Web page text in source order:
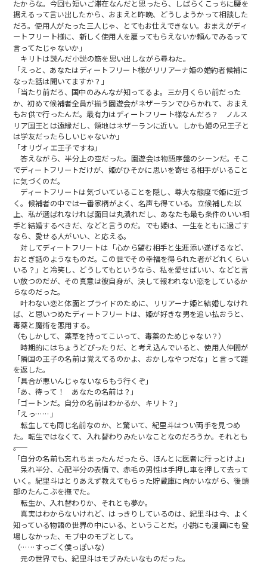
たからな。今回も短いご滞在なんだと思ったら、しばらくこっちに腰を
据えるって言い出したから、おまえと昨晩、どうしようかって相談した
だろ。使用人がたった三人じゃ、とてもお仕えできない。おまえがディ
ートフリート様に、新しく使用人を雇ってもらえないか頼んでみるって
言ってたじゃないか」
キリトは読んだ小説の筋を思い出しながら尋ねた。
「えっと、あなたはディートフリート様がリリアーナ姫の婚約者候補に
なった話は聞いてますか？」
「当たり前だろ、国中のみんなが知ってるよ。三か月くらい前だった
か、初めて候補者全員が揃う園遊会がネザーランでひらかれて、おまえ
もお供で行ったんだ。最有力はディートフリート様なんだろ？ ノルス
リア国王とは遠縁だし、領地はネザーランに近い。しかも姫の兄王子と
は学友だったらしいじゃないか」
「オリヴィエ王子ですね」
答えながら、半分上の空だった。園遊会は物語序盤のシーンだ。そこ
でディートフリートだけが、姫がひそかに思いを寄せる相手がいること
に気づくのだ。
ディートフリートは気づいていることを隠し、尊大な態度で姫に近づ
く。候補者の中では一番家柄がよく、名声も得ている。立候補した以
上、私が選ばれなければ面目は丸潰れだし、あなたも最も条件のいい相
手と結婚するべきだ、などと言うのだ。でも姫は、一生をともに過ごす
なら、愛せる人がいい、と応える。
対してディートフリートは「心から望む相手と生涯添い遂げるなど、
おとぎ話のようなものだ。この世でその幸福を得られた者がどれくらい
いる？」と冷笑し、どうしてもというなら、私を愛せばいい、などと言
い放つのだが、その真意は彼自身が、決して報われない恋をしているか
らなのだった。
叶わない恋と体面とプライドのために、リリアーナ姫と結婚しなけれ
ば、と思いつめたディートフリートは、姫が好きな男を追い払おうと、
毒薬と魔術を悪用する。
（もしかして、薬草を持ってこいって、毒薬のためじゃない？）
時期的にはちょうどぴったりだ、と考え込んでいると、使用人仲間が
「隣国の王子の名前は覚えてるのかよ、おかしなやつだな」と言って踵
を返した。
「具合が悪いんじゃないならもう行くぞ」
「あ、待って！ あなたの名前は？」
「ゴートンだ。自分の名前はわかるか、キリト？」
「えっ……」
転生しても同じ名前なのか、と驚いて、紀里斗はつい両手を見つめ
た。転生ではなくて、入れ替わりみたいなことなのだろうか。それとも
――。
「自分の名前も忘れちまったんだったら、ほんとに医者に行っとけよ」
呆れ半分、心配半分の表情で、赤毛の男性は手押し車を押して去って
いく。紀里斗はとりあえず教えてもらった貯蔵庫に向かいながら、後頭
部のたんこぶを撫でた。
転生か、入れ替わりか、それとも夢か。
真実はわからないけれど、はっきりしているのは、紀里斗は今、よく
知っている物語の世界の中にいる、ということだ。小説にも漫画にも登
場しなかった、モブ中のモブとして。
（……すっごく僕っぽいな）
元の世界でも、紀里斗はモブみたいなものだった。